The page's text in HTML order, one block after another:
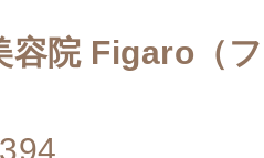
容院 Figaro（